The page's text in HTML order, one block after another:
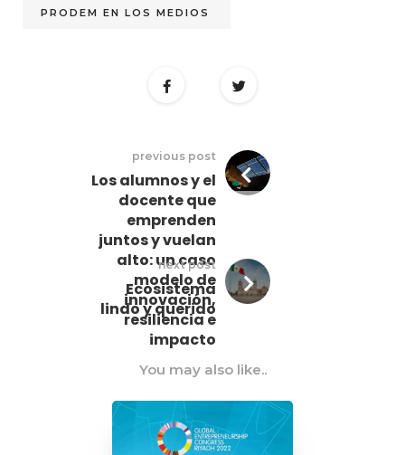
PRODEM EN LOS MEDIOS
previous post
Los alumnos y el
docente que
emprenden
juntos y vuelan
alto: un caso
modelo de
innovación,
resiliencia e
impacto
next post
Ecosistema
lindo y querido
You may also like..